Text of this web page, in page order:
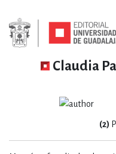
Claudia
(2)